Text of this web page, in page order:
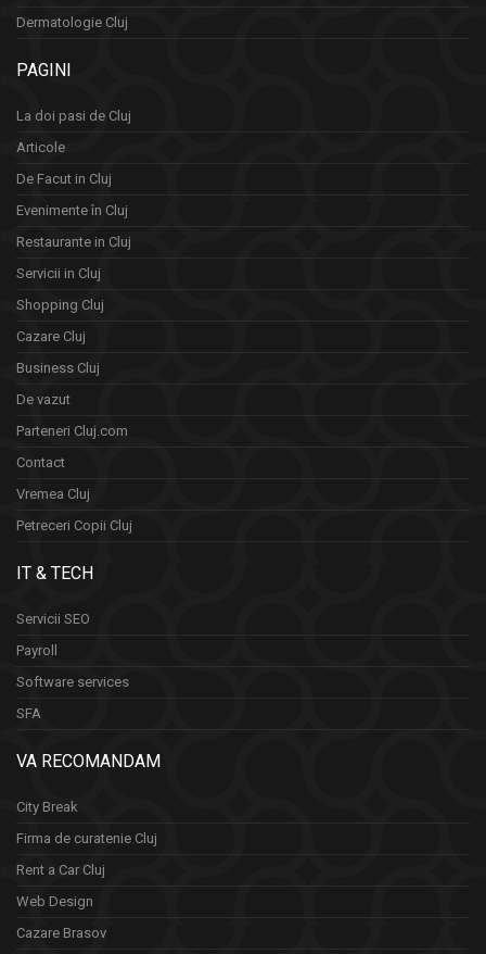
Dermatologie Cluj
PAGINI
La doi pasi de Cluj
Articole
De Facut in Cluj
Evenimente în Cluj
Restaurante in Cluj
Servicii in Cluj
Shopping Cluj
Cazare Cluj
Business Cluj
De vazut
Parteneri Cluj.com
Contact
Vremea Cluj
Petreceri Copii Cluj
IT & TECH
Servicii SEO
Payroll
Software services
SFA
VA RECOMANDAM
City Break
Firma de curatenie Cluj
Rent a Car Cluj
Web Design
Cazare Brasov